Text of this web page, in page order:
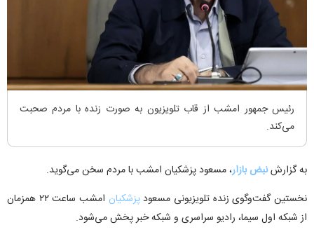
رئیس جمهور امشب از قاب تلویزیون به صورت زنده با مردم صحبت
می‌کند.
به گزارشنبض بازار، مسعود پزشکیان امشب با مردم سخن می‌گوید.
نخستین گفت‌وگوی زنده تلویزیونی مسعودپزشکیان
امشب ساعت ۲۲ همزمان
از شبکه اول سیما، رادیو سراسری و شبکه خبر پخش می‌شود.